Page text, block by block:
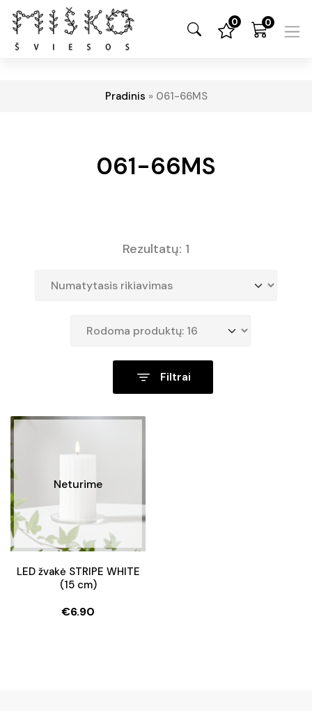
0 0
Pradinis » 061-66MS
061-66MS
Rezultatų: 1
Filtrai
Neturime
LED žvakė STRIPE WHITE
(15 cm)
€6.90